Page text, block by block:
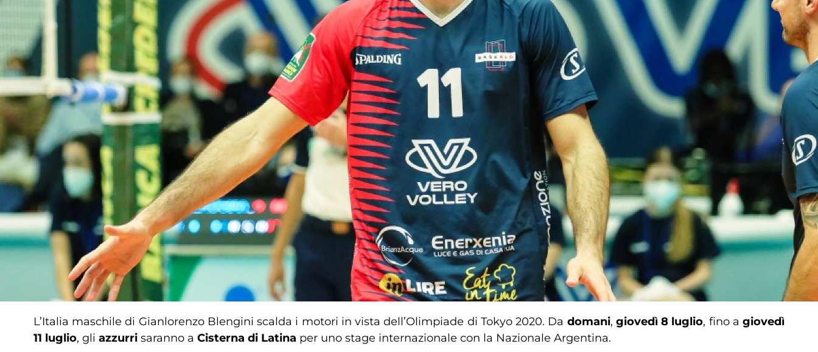
L’Italia maschile di Gianlorenzo Blengini scalda i motori in vista dell’Olimpiade di Tokyo 2020. Da domani, giovedì 8 luglio, fino agiovedì
11 luglio, gli azzurri saranno a Cisterna di Latina per uno stage internazionale con la Nazionale Argentina.